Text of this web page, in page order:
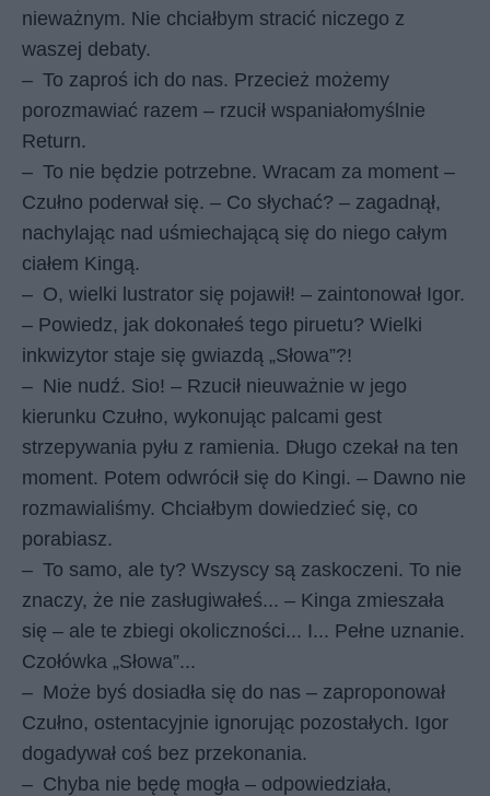
nieważnym. Nie chciałbym stracić niczego z
waszej debaty.
– To zaproś ich do nas. Przecież możemy
porozmawiać razem – rzucił wspaniałomyślnie
Return.
– To nie będzie potrzebne. Wracam za moment –
Czułno poderwał się. – Co słychać? – zagadnął,
nachylając nad uśmiechającą się do niego całym
ciałem Kingą.
– O, wielki lustrator się pojawił! – zaintonował Igor.
– Powiedz, jak dokonałeś tego piruetu? Wielki
inkwizytor staje się gwiazdą „Słowa”?!
– Nie nudź. Sio! – Rzucił nieuważnie w jego
kierunku Czułno, wykonując palcami gest
strzepywania pyłu z ramienia. Długo czekał na ten
moment. Potem odwrócił się do Kingi. – Dawno nie
rozmawialiśmy. Chciałbym dowiedzieć się, co
porabiasz.
– To samo, ale ty? Wszyscy są zaskoczeni. To nie
znaczy, że nie zasługiwałeś... – Kinga zmieszała
się – ale te zbiegi okoliczności... I... Pełne uznanie.
Czołówka „Słowa”...
– Może byś dosiadła się do nas – zaproponował
Czułno, ostentacyjnie ignorując pozostałych. Igor
dogadywał coś bez przekonania.
– Chyba nie będę mogła – odpowiedziała,